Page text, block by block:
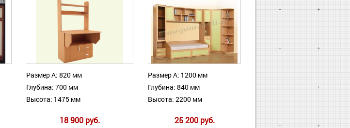
Размер А: 820 мм
Глубина: 700 мм
Высота: 1475 мм
18 900 руб.
Размер А: 1200 мм
Глубина: 840 мм
Высота: 2200 мм
25 200 руб.